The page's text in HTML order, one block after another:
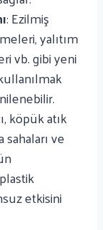
: Ezilmiş
yalıtım
vb. gibi yeni
köpük atık
ve
etkisini